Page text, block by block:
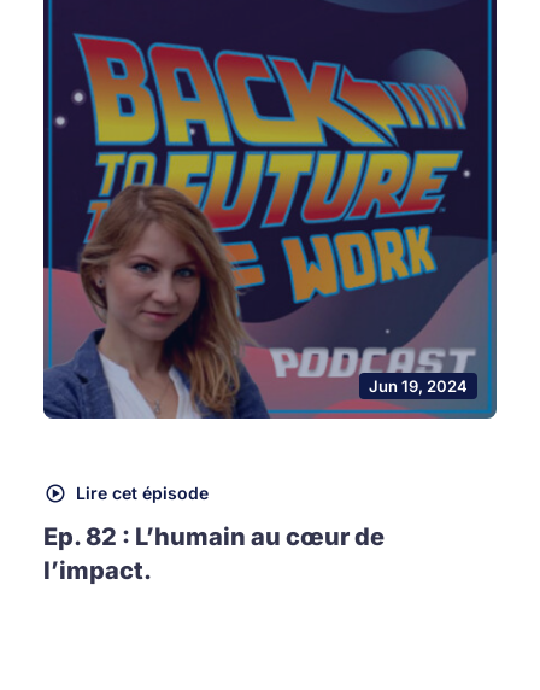
Jun 19, 2024
Lire cet épisode
Ep. 82 : L’humain au cœur de
l’impact.